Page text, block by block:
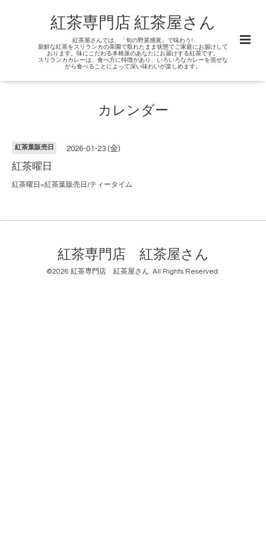
紅茶専門店 紅茶屋さん
紅茶屋さんでは、「旬の野菜感覚」で味わう!
新鮮な紅茶をスリランカの茶園で取れたまま状態でご家庭にお届けして
おります。味にこだわる本格派のあなたにお届けする紅茶です。
スリランカカレーは、食べ方に特徴があり、いろいろなカレーを混ぜな
がら食べることによって深い味わいが楽しめます。
カレンダー
紅茶葉販売日 2026-01-23 (金)
紅茶曜日
紅茶曜日=紅茶葉販売日/ティータイム
紅茶専門店 紅茶屋さん
©2026 紅茶専門店 紅茶屋さん. All Rights Reserved.